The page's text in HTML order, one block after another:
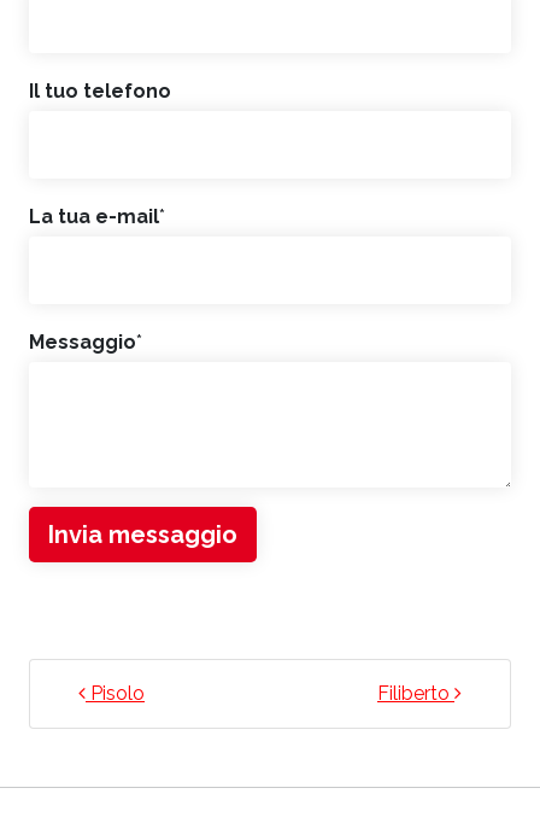
Il tuo telefono
La tua e-mail*
Messaggio*
Invia messaggio
NAVIGAZIONE ARTICOLI
Pisolo Filiberto